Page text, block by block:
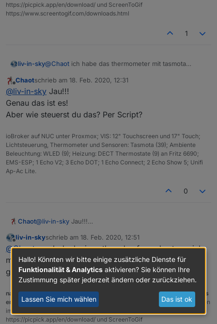
https://picpick.app/en/download/ und ScreenToGif
https://www.screentogif.com/downloads.html
1
liv-in-sky@Chaot ich habe das thermometer mit tasmota
sonoff-adapter gesteuert bzw http - befehlen
Offline
Chaotschrieb am 18. Feb. 2020, 12:31
zuletzt editiert von
@liv-in-sky Jau!!!
Genau das ist es!
Aber wie steuerst du das? Per Script?
ioBroker auf NUC unter Proxmox; VIS: 12" Touchscreen und 17" Touch;
Lichtsteuerung, Thermometer und Sensoren: Tasmota (39); Ambiente
Beleuchtung: WLED (9); Heizung: DECT Thermostate (9) an Fritz 6690;
EMS-ESP; 1 Echo V2; 3 Echo DOT; 1 Echo Connect; 2 Echo Show 5; Unifi
Ap-Ac Lite.
0
Chaot@liv-in-sky Jau!!!
Aber wie steuerst du das? Per Script?
Offline
liv-in-skyschrieb am 18. Feb. 2020, 12:51
zuletzt editiert von
@Chaotmach doch einen thread auf - und setze mich
mit rein - dann können wir das dort diskutieren - hier
geht es ja um WLED
nach einem gelösten Thread wäre es sinnvoll dies in der Überschrift des
ersten Posts einzutragen [gelöst]-...
Bitte benutzt das Voting rechts unten
im Beitrag wenn er euch geholfen hat.
https://picpick.app/en/download/ und ScreenToGif
Hallo! Könnten wir bitte einige zusätzliche Dienste für
Funktionalität & Analytics aktivieren? Sie können Ihre
Zustimmung später jederzeit ändern oder zurückziehen.
Lassen Sie mich wählen Das ist ok